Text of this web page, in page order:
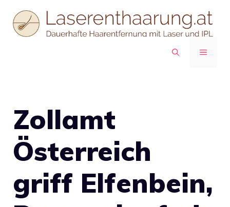
Inhalt
springen
MENÜ
Zollamt
Österreich
griff Elfenbein,